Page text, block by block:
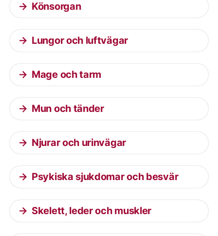
Könsorgan
Lungor och luftvägar
Mage och tarm
Mun och tänder
Njurar och urinvägar
Psykiska sjukdomar och besvär
Skelett, leder och muskler